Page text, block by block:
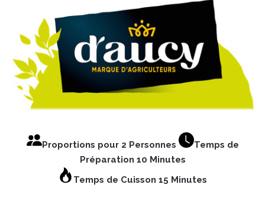
Proportions pour 2 Personnes
Temps de
Préparation 10 Minutes
Temps de Cuisson 15 Minutes